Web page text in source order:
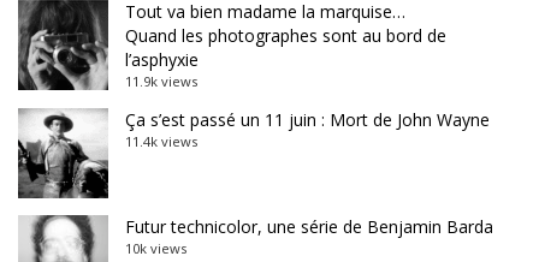
Tout va bien madame la marquise…
Quand les photographes sont au bord de
l’asphyxie
11.9k views
Ça s’est passé un 11 juin : Mort de John Wayne
11.4k views
Futur technicolor, une série de Benjamin Barda
10k views